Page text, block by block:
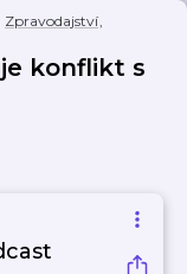
Zpravodajství,
konflikt s